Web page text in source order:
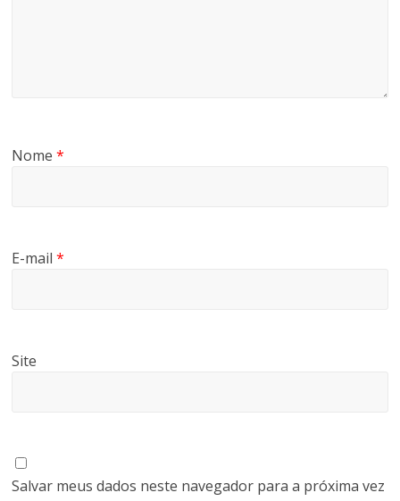
Nome*
E-mail*
Site
Salvar meus dados neste navegador para a próxima vez